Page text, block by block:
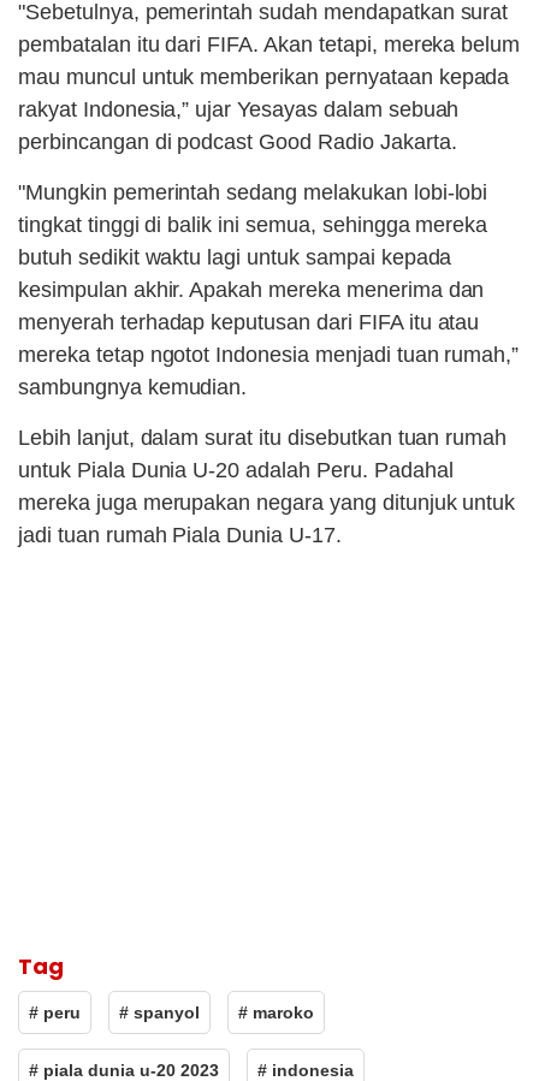
"Sebetulnya, pemerintah sudah mendapatkan surat
pembatalan itu dari FIFA. Akan tetapi, mereka belum
mau muncul untuk memberikan pernyataan kepada
rakyat Indonesia,” ujar Yesayas dalam sebuah
perbincangan di podcast Good Radio Jakarta.
"Mungkin pemerintah sedang melakukan lobi-lobi
tingkat tinggi di balik ini semua, sehingga mereka
butuh sedikit waktu lagi untuk sampai kepada
kesimpulan akhir. Apakah mereka menerima dan
menyerah terhadap keputusan dari FIFA itu atau
mereka tetap ngotot Indonesia menjadi tuan rumah,”
sambungnya kemudian.
Lebih lanjut, dalam surat itu disebutkan tuan rumah
untuk Piala Dunia U-20 adalah Peru. Padahal
mereka juga merupakan negara yang ditunjuk untuk
jadi tuan rumah Piala Dunia U-17.
Tag
# peru # spanyol # maroko
# piala dunia u-20 2023 # indonesia